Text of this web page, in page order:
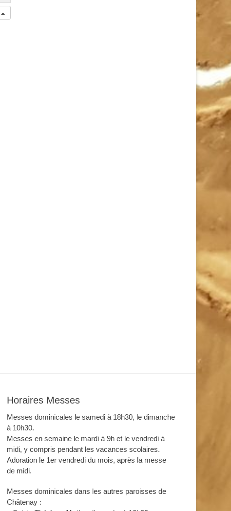
Horaires Messes
Messes dominicales le samedi à 18h30, le dimanche
à 10h30.
Messes en semaine le mardi à 9h et le vendredi à
midi, y compris pendant les vacances scolaires.
Adoration le 1er vendredi du mois, après la messe
de midi.
Messes dominicales dans les autres paroisses de
Châtenay :